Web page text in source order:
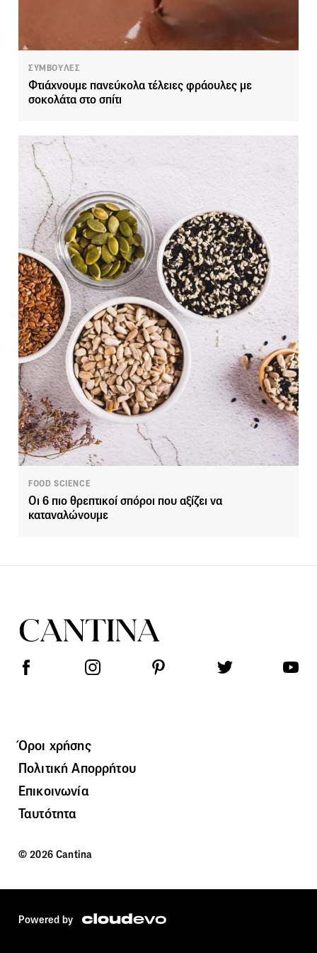
ΣΥΜΒΟΥΛΕΣ
Φτιάχνουμε πανεύκολα τέλειες φράουλες με
σοκολάτα στο σπίτι
FOOD SCIENCE
Οι 6 πιο θρεπτικοί σπόροι που αξίζει να
καταναλώνουμε
Όροι χρήσης
Πολιτική Απορρήτου
Επικοινωνία
Ταυτότητα
© 2026 Cantina
Powered by